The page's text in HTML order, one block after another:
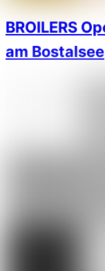
BROILERS
am Bostalsee